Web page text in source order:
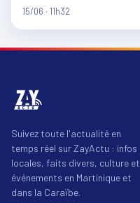
15/06 · 11h32
Suivez toute l'actualité en
temps réel sur ZayActu : infos
locales, faits divers, culture et
événements en Martinique et
dans la Caraïbe.